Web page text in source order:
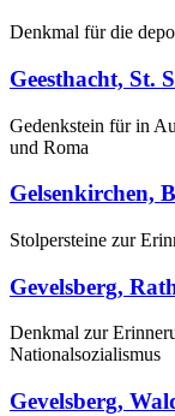
Denkmal für die
Geesthacht, St.
Gedenkstein für in
und Roma
Gelsenkirchen,
Stolpersteine zur
Gevelsberg,
Denkmal zur
Nationalsozialismus
Gevelsberg,